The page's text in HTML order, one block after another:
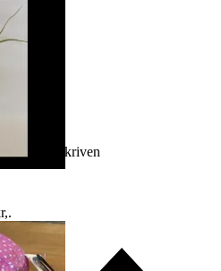
är som beskriven
,.